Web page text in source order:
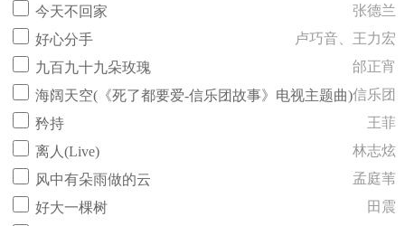
今天不回家
张德兰
好心分手
卢巧音、王力宏
九百九十九朵玫瑰
邰正宵
海阔天空(《死了都要爱-信乐团故事》电视主题曲)信乐团
矜持
王菲
离人(Live)
林志炫
风中有朵雨做的云
孟庭苇
好大一棵树
田震